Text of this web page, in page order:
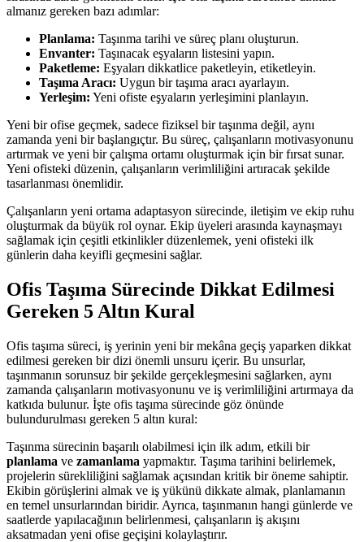
almanız gereken bazı adımlar:
Planlama: Taşınma tarihi ve süreç planı oluşturun.
Envanter: Taşınacak eşyaların listesini yapın.
Paketleme: Eşyaları dikkatlice paketleyin, etiketleyin.
Taşıma Aracı: Uygun bir taşıma aracı ayarlayın.
Yerleşim: Yeni ofiste eşyaların yerleşimini planlayın.
Yeni bir ofise geçmek, sadece fiziksel bir taşınma değil, aynı
zamanda yeni bir başlangıçtır. Bu süreç, çalışanların motivasyonunu
artırmak ve yeni bir çalışma ortamı oluşturmak için bir fırsat sunar.
Yeni ofisteki düzenin, çalışanların verimliliğini artıracak şekilde
tasarlanması önemlidir.
Çalışanların yeni ortama adaptasyon sürecinde, iletişim ve ekip ruhu
oluşturmak da büyük rol oynar. Ekip üyeleri arasında kaynaşmayı
sağlamak için çeşitli etkinlikler düzenlemek, yeni ofisteki ilk
günlerin daha keyifli geçmesini sağlar.
Ofis Taşıma Sürecinde Dikkat Edilmesi
Gereken 5 Altın Kural
Ofis taşıma süreci, iş yerinin yeni bir mekâna geçiş yaparken dikkat
edilmesi gereken bir dizi önemli unsuru içerir. Bu unsurlar,
taşınmanın sorunsuz bir şekilde gerçekleşmesini sağlarken, aynı
zamanda çalışanların motivasyonunu ve iş verimliliğini artırmaya da
katkıda bulunur. İşte ofis taşıma sürecinde göz önünde
bulundurulması gereken 5 altın kural:
Taşınma sürecinin başarılı olabilmesi için ilk adım, etkili bir
planlama ve zamanlama yapmaktır. Taşıma tarihini belirlemek,
projelerin sürekliliğini sağlamak açısından kritik bir öneme sahiptir.
Ekibin görüşlerini almak ve iş yükünü dikkate almak, planlamanın
en temel unsurlarından biridir. Ayrıca, taşınmanın hangi günlerde ve
saatlerde yapılacağının belirlenmesi, çalışanların iş akışını
aksatmadan yeni ofise geçişini kolaylaştırır.